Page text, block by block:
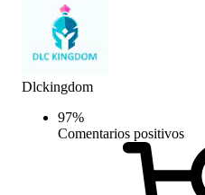
Dlckingdom
97%
Comentarios positivos